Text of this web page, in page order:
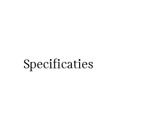
Specificaties